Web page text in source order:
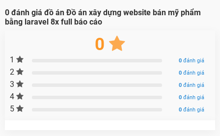
0 đánh giá đồ ánĐồ án xây dựng website bán mỹ phẩm
bằng laravel 8x full báo cáo
0
1 0đánh giá
2 0đánh giá
3 0đánh giá
4 0đánh giá
5 0đánh giá